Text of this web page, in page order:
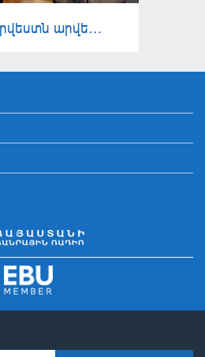
Արվեստն արվեստի համար - Տիգրան Մանսուրյանի արվեստի էսթետիկան